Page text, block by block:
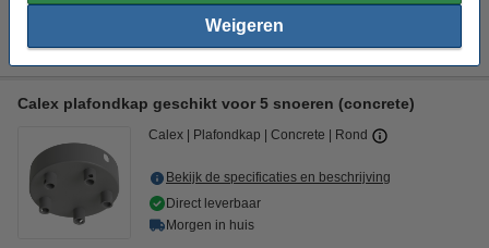
Weigeren
Calex plafondkap geschikt voor 5 snoeren (concrete)
Calex Plafondkap Concrete Rond
Bekijk de specificaties en beschrijving
Direct leverbaar
Morgen in huis